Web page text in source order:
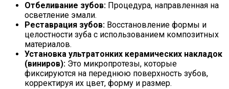
Отбеливание зубов: Процедура, направленная на
осветление эмали.
Реставрация зубов: Восстановление формы и
целостности зуба с использованием композитных
материалов.
Установка ультратонких керамических накладок
(виниров): Это микропротезы, которые
фиксируются на переднюю поверхность зубов,
корректируя их цвет, форму и размер.